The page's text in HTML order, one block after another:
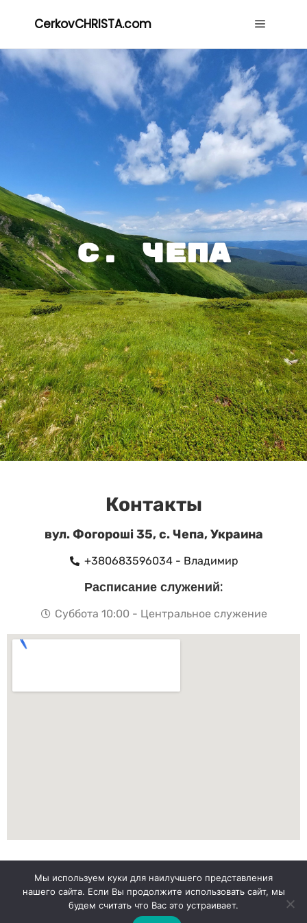
CerkovCHRISTA.com
c. Чепа
Контакты
вул. Фогороші 35, c. Чепа, Украинa
+380683596034 - Владимир
Расписание служений:
Суббота 10:00 - Центральное служение
Мы используем куки для наилучшего представления
нашего сайта. Если Вы продолжите использовать сайт, мы
будем считать что Вас это устраивает.